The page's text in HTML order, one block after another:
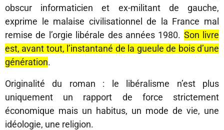
obscur informaticien et ex-militant de gauche,
exprime le malaise civilisationnel de la France mal
remise de l’orgie libérale des années 1980. Son livre
est, avant tout, l’instantané de la gueule de bois d’une
génération.
Originalité du roman : le libéralisme n’est plus
uniquement un rapport de force strictement
économique mais un habitus, un mode de vie, une
idéologie, une religion.